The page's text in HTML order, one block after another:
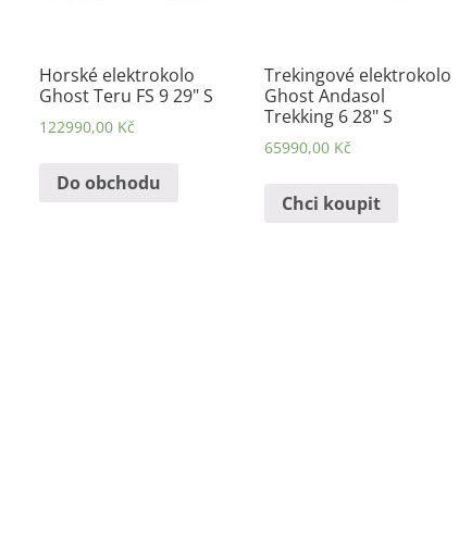
Horské elektrokolo
Ghost Teru FS 9 29" S
122990,00 Kč
Do obchodu
Trekingové elektrokolo
Ghost Andasol
Trekking 6 28" S
65990,00 Kč
Chci koupit